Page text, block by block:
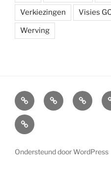
Verkiezingen Visies
Werving
Arbeidsvoorwaarden
Carré
Onze
Carré
Overzicht
Ondersteund door WordPress